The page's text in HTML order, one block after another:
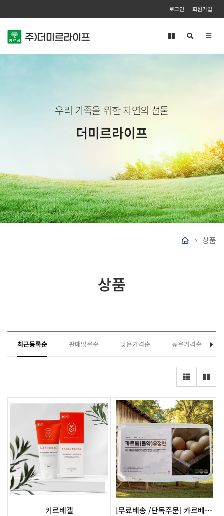
로그인 회원가입
우리 가족을 위한 자연의 선물
더미르라이프
상품
상품
최근등록순 판매많은순 낮은가격순 높은가격순
키르베겔 [무료배송 /단독주문] 카르베 유정란15구 x 4BOX